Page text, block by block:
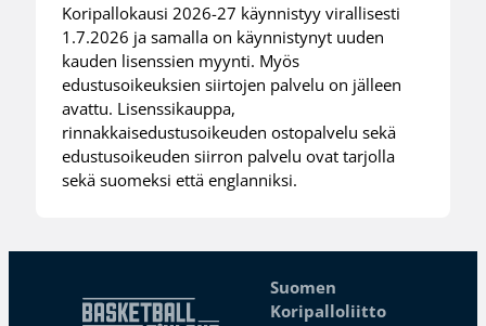
Koripallokausi 2026-27 käynnistyy virallisesti
1.7.2026 ja samalla on käynnistynyt uuden
kauden lisenssien myynti. Myös
edustusoikeuksien siirtojen palvelu on jälleen
avattu. Lisenssikauppa,
rinnakkaisedustusoikeuden ostopalvelu sekä
edustusoikeuden siirron palvelu ovat tarjolla
sekä suomeksi että englanniksi.
Suomen
Koripalloliitto